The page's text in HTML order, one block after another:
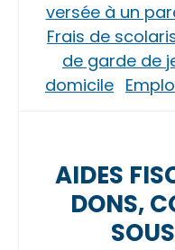
versée à un
Frais de
de garde de
domicile
AIDES
DONS,